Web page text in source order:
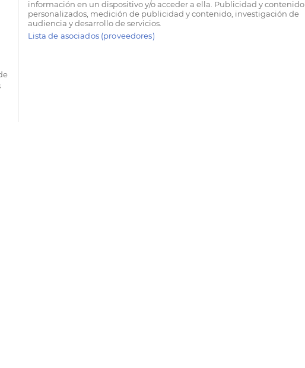
información en un dispositivo y/o acceder a ella. Publicidad y contenido
personalizados, medición de publicidad y contenido, investigación de
audiencia y desarrollo de servicios.
Lista de asociados (proveedores)